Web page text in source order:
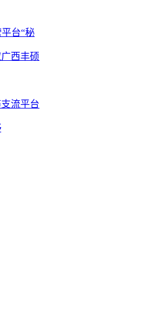
台“秘
西丰硕
流平台